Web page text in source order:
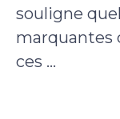
souligne
marquantes
ces ...